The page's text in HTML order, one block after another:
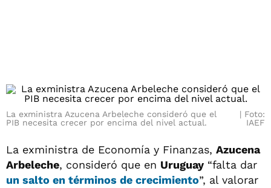
La exministra Azucena Arbeleche consideró que el
PIB necesita crecer por encima del nivel actual.
Foto:
IAEF
La exministra de Economía y Finanzas, Azucena
Arbeleche, consideró que en Uruguay “falta dar
un salto en términos de crecimiento”, al valorar